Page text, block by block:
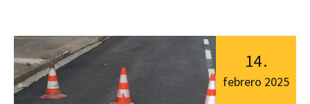
14.
febrero 2025